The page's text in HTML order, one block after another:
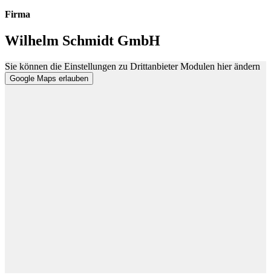
Firma
Wilhelm Schmidt GmbH
Sie können die Einstellungen zu Drittanbieter Modulen hier ändern
Google Maps erlauben